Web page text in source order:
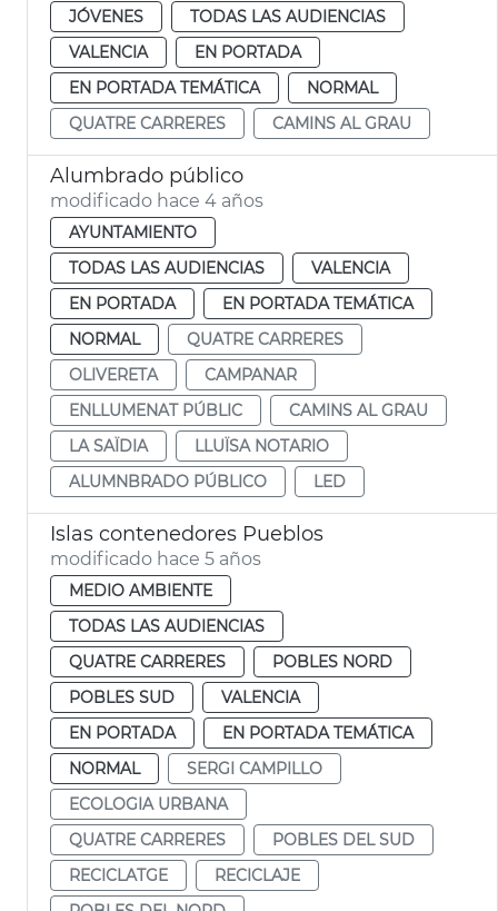
JÓVENES
TODAS LAS AUDIENCIAS
VALENCIA
EN PORTADA
EN PORTADA TEMÁTICA
NORMAL
QUATRE CARRERES
CAMINS AL GRAU
Alumbrado público
modificado hace 4 años
AYUNTAMIENTO
TODAS LAS AUDIENCIAS
VALENCIA
EN PORTADA
EN PORTADA TEMÁTICA
NORMAL
QUATRE CARRERES
OLIVERETA
CAMPANAR
ENLLUMENAT PÚBLIC
CAMINS AL GRAU
LA SAÏDIA
LLUÏSA NOTARIO
ALUMNBRADO PÚBLICO
LED
Islas contenedores Pueblos
modificado hace 5 años
MEDIO AMBIENTE
TODAS LAS AUDIENCIAS
QUATRE CARRERES
POBLES NORD
POBLES SUD
VALENCIA
EN PORTADA
EN PORTADA TEMÁTICA
NORMAL
SERGI CAMPILLO
ECOLOGIA URBANA
QUATRE CARRERES
POBLES DEL SUD
RECICLATGE
RECICLAJE